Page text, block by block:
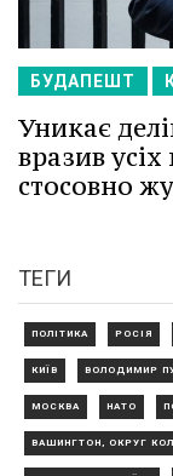
БУДАПЕШТ
Уникає
вразив
стосовно
ТЕГИ
ПОЛІТИКА РОСІЯ
КИЇВ ВОЛОДИМИР
МОСКВА НАТО
ВАШИНГТОН, ОКРУГ